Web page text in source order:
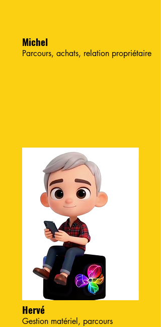
Michel
Parcours, achats, relation propriétaire
Hervé
Gestion matériel, parcours